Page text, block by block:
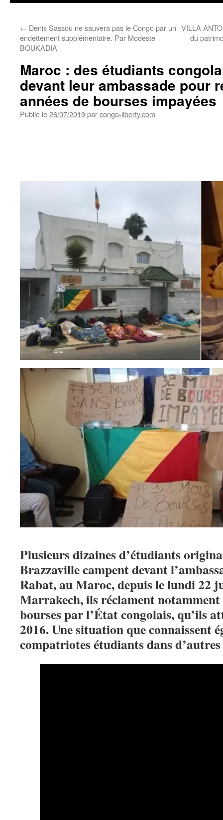
← Denis Sassou ne sauvera pas le Congo par un
endettement supplémentaire. Par Modeste
BOUKADIA
VILLA
du
Maroc : des étudiants
devant leur ambassade pour
années de bourses impayées
Publié le26/07/2019parcongo-liberty.com
Plusieurs dizaines d’étudiants
Brazzaville campent devant
Rabat, au Maroc, depuis le lundi 22
Marrakech, ils réclament notamment
bourses par l’État congolais, qu’ils
2016. Une situation que connaissent
compatriotes étudiants dans d’autres